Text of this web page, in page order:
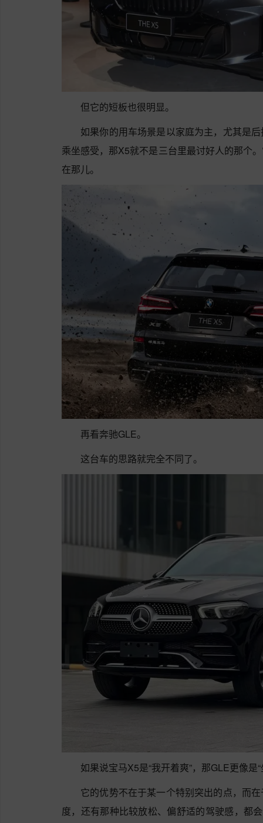
但它的短板也很明显。
如果你的用车场景是以家庭为主，尤其是
乘坐感受，那X5就不是三台里最讨好人的那个
在那儿。
再看奔驰GLE。
这台车的思路就完全不同了。
如果说宝马X5是“我开着爽”，那GLE更像是
它的优势不在于某一个特别突出的点，而
度，还有那种比较放松、偏舒适的驾驶感，都